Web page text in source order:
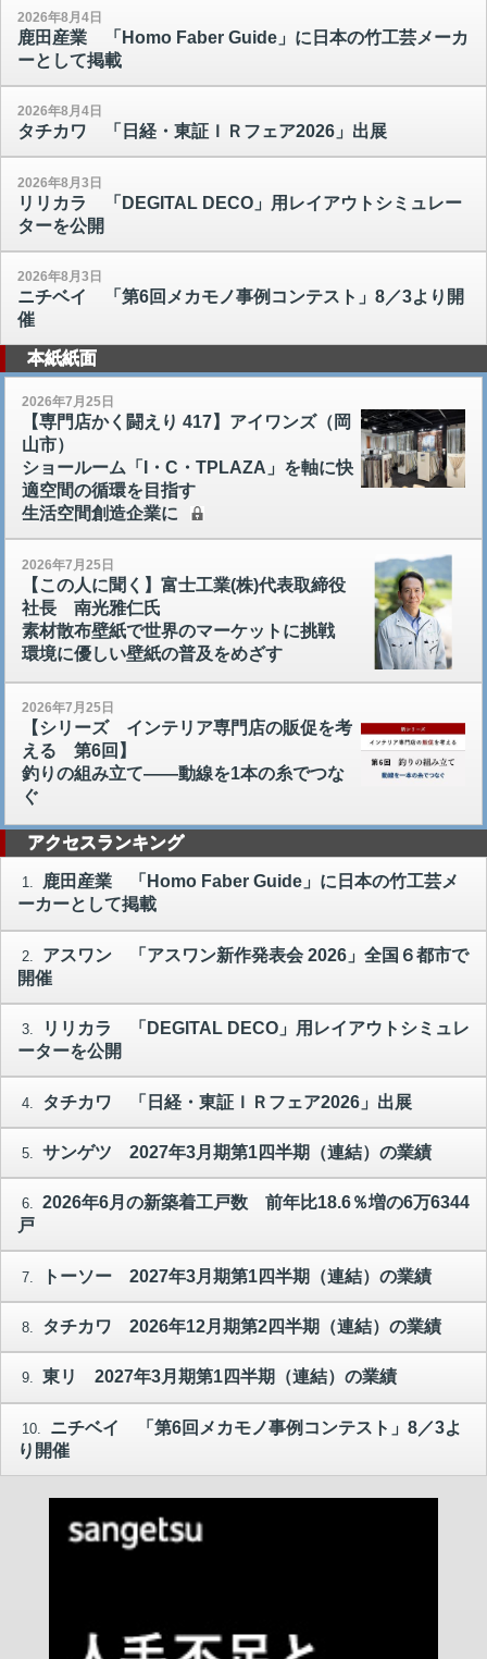
2026年8月4日
鹿田産業 「Homo Faber Guide」に日本の竹工芸メーカ
ーとして掲載
2026年8月4日
タチカワ 「日経・東証ＩＲフェア2026」出展
2026年8月3日
リリカラ 「DEGITAL DECO」用レイアウトシミュレー
ターを公開
2026年8月3日
ニチベイ 「第6回メカモノ事例コンテスト」8／3より開
催
本紙紙面
2026年7月25日
【専門店かく闘えり 417】アイワンズ（岡
山市）
ショールーム「I・C・TPLAZA」を軸に快
適空間の循環を目指す
生活空間創造企業に
2026年7月25日
【この人に聞く】富士工業(株)代表取締役
社長 南光雅仁氏
素材散布壁紙で世界のマーケットに挑戦
環境に優しい壁紙の普及をめざす
2026年7月25日
【シリーズ インテリア専門店の販促を考
える 第6回】
釣りの組み立て――動線を1本の糸でつな
ぐ
アクセスランキング
1.
鹿田産業 「Homo Faber Guide」に日本の竹工芸メ
ーカーとして掲載
2.
アスワン 「アスワン新作発表会 2026」全国６都市で
開催
3.
リリカラ 「DEGITAL DECO」用レイアウトシミュレ
ーターを公開
4. タチカワ 「日経・東証ＩＲフェア2026」出展
5. サンゲツ 2027年3月期第1四半期（連結）の業績
6. 2026年6月の新築着工戸数 前年比18.6％増の6万6344
戸
7. トーソー 2027年3月期第1四半期（連結）の業績
8. タチカワ 2026年12月期第2四半期（連結）の業績
9. 東リ 2027年3月期第1四半期（連結）の業績
10.
ニチベイ 「第6回メカモノ事例コンテスト」8／3よ
り開催